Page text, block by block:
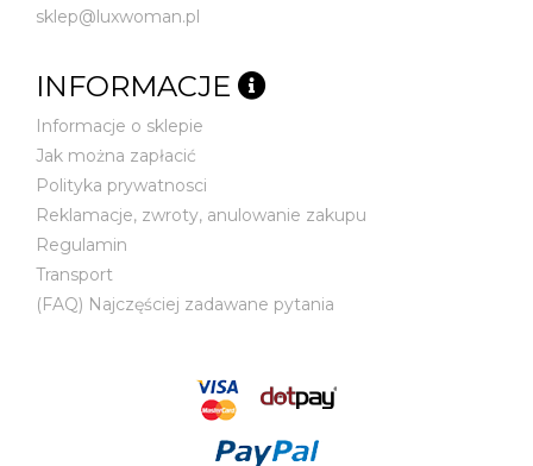
sklep@luxwoman.pl
INFORMACJE
Informacje o sklepie
Jak można zapłacić
Polityka prywatnosci
Reklamacje, zwroty, anulowanie zakupu
Regulamin
Transport
(FAQ) Najczęściej zadawane pytania